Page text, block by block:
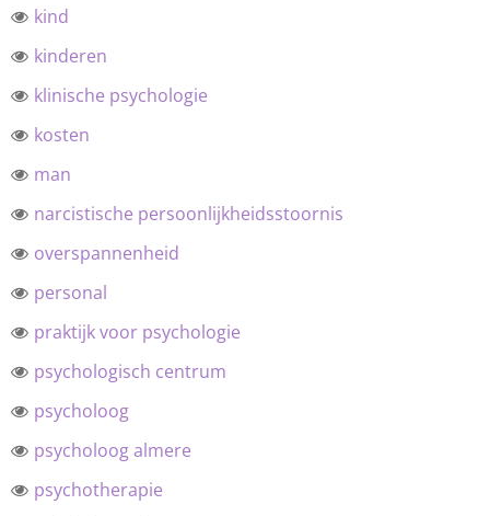
kind
kinderen
klinische psychologie
kosten
man
narcistische persoonlijkheidsstoornis
overspannenheid
personal
praktijk voor psychologie
psychologisch centrum
psycholoog
psycholoog almere
psychotherapie